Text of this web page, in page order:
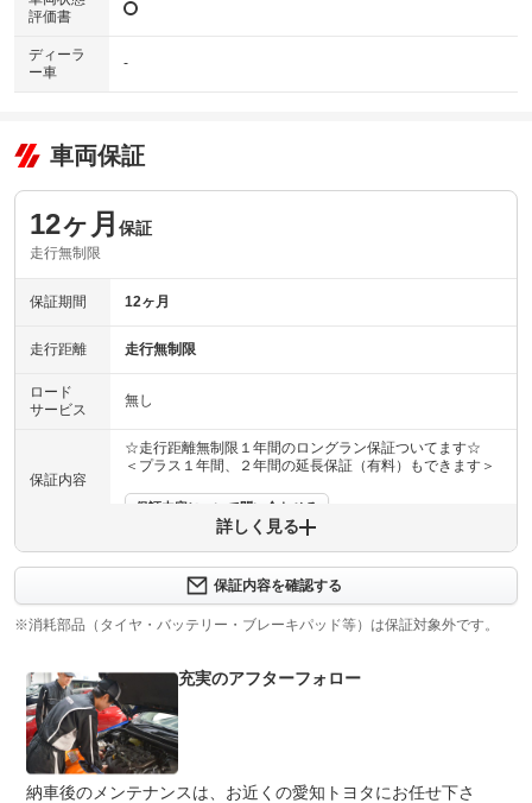
評価書
ディーラ
ー車
-
車両保証
12ヶ月 保証
走行無制限
保証期間 12ヶ月
走行距離 走行無制限
ロード
サービス
無し
保証内容
☆走行距離無制限１年間のロングラン保証ついてます☆
＜プラス１年間、２年間の延長保証（有料）もできます＞
保証内容について問い合わせる
計60項目
約６０項目・５０００部品が保証の対象です。エンジン機
構・ステアリング機構・ブレーキ機構、エアコン・ナビゲ
ーションなどが保証対象になりますが、消耗部品・油脂
類・ボデー内外装は保証対象外になります。
上限金額
車両本体価格
保証限度額は１回の修理で車輌販売価格（車輌本体価格＋
オプション価格＋消費税）が上限となります。なお、保証
修理の限度額を超えた修理費用についてはお客様のご負担
となります。
詳しく見る
保証内容を確認する
※消耗部品（タイヤ・バッテリー・ブレーキパッド等）は保証対象外です。
充実のアフターフォロー
納車後のメンテナンスは、お近くの愛知トヨタにお任せ下さ